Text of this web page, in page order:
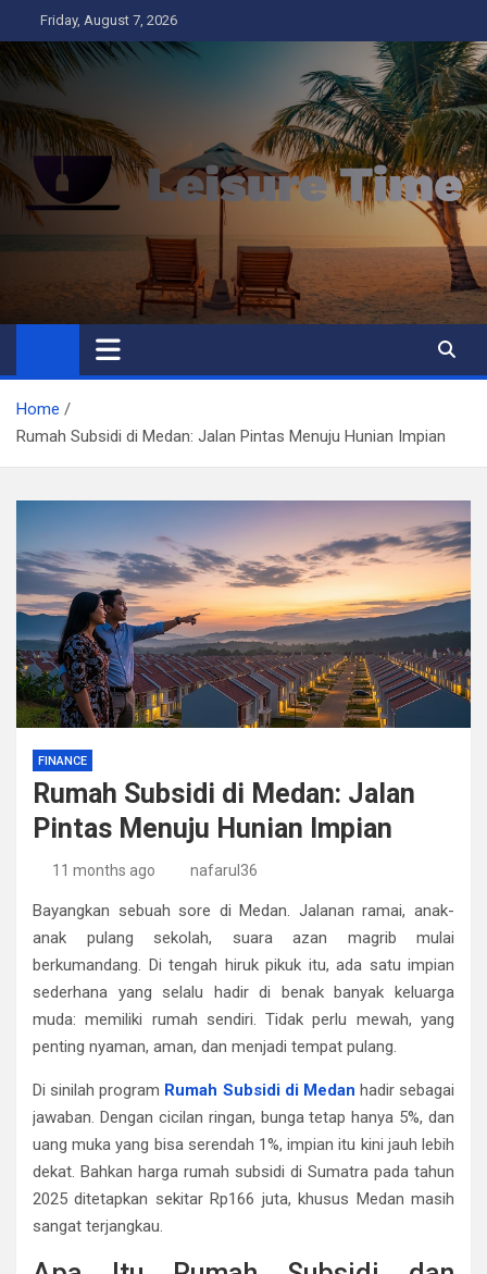
to
content
Friday, August 7, 2026
Leisure Time
Business
Home
Rumah Subsidi di Medan: Jalan Pintas Menuju Hunian Impian
FINANCE
Rumah Subsidi di Medan: Jalan
Pintas Menuju Hunian Impian
11 months ago nafarul36
Bayangkan sebuah sore di Medan. Jalanan ramai, anak-
anak pulang sekolah, suara azan magrib mulai
berkumandang. Di tengah hiruk pikuk itu, ada satu impian
sederhana yang selalu hadir di benak banyak keluarga
muda: memiliki rumah sendiri. Tidak perlu mewah, yang
penting nyaman, aman, dan menjadi tempat pulang.
Di sinilah program Rumah Subsidi di Medan hadir sebagai
jawaban. Dengan cicilan ringan, bunga tetap hanya 5%, dan
uang muka yang bisa serendah 1%, impian itu kini jauh lebih
dekat. Bahkan harga rumah subsidi di Sumatra pada tahun
2025 ditetapkan sekitar Rp166 juta, khusus Medan masih
sangat terjangkau.